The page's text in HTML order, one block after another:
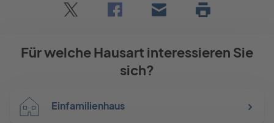
Für welche Hausart interessieren Sie
sich?
Einfamilienhaus